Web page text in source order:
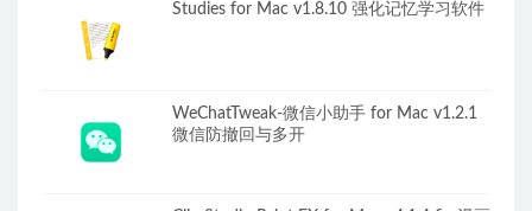
Studies for Mac v1.8.10 强化记忆学习软件
WeChatTweak-微信小助手 for Mac v1.2.1
微信防撤回与多开